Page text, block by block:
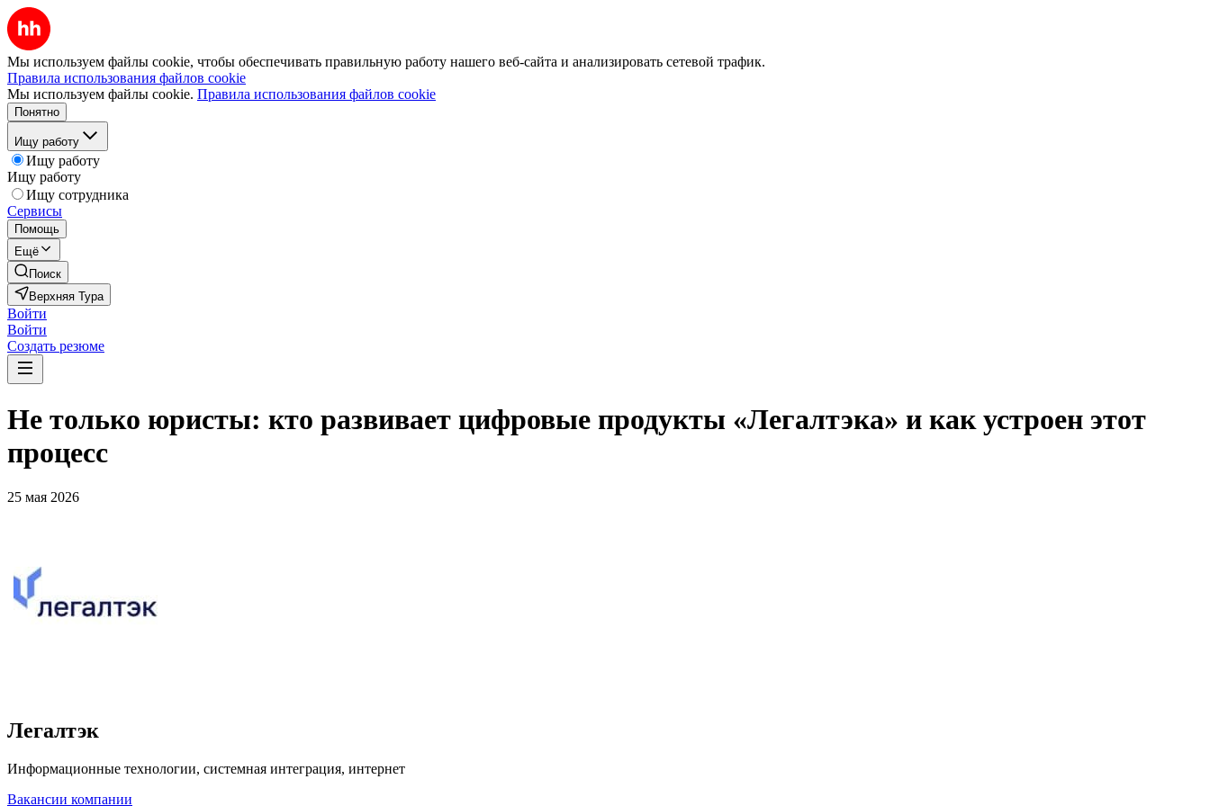
Мы используем файлы cookie, чтобы обеспечивать правильную работу нашего веб-сайта и анализировать сетевой трафик.
Правила использования файлов cookie
Мы используем файлы cookie. Правила использования файлов cookie
Понятно
Ищу работу
Ищу работу
Ищу работу
Ищу сотрудника
Сервисы
Помощь
Ещё
Поиск
Верхняя Тура
Войти
Войти
Создать резюме
Не только юристы: кто развивает цифровые продукты «Легалтэка» и как устроен этот
процесс
25 мая 2026
Легалтэк
Информационные технологии, системная интеграция, интернет
Вакансии компании